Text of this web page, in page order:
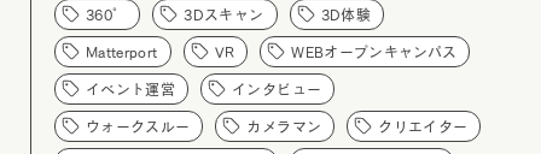
360° 3Dスキャン 3D体験
Matterport VR WEBオープンキャンパス
イベント運営 インタビュー
ウォークスルー カメラマン クリエイター